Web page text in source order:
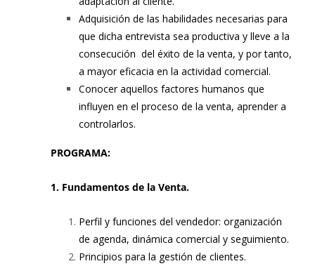
Adquisición de las habilidades necesarias para
que dicha entrevista sea productiva y lleve a la
consecución del éxito de la venta, y por tanto,
a mayor eficacia en la actividad comercial.
Conocer aquellos factores humanos que
influyen en el proceso de la venta, aprender a
controlarlos.
PROGRAMA:
1. Fundamentos de la Venta.
Perfil y funciones del vendedor: organización
de agenda, dinámica comercial y seguimiento.
Principios para la gestión de clientes.